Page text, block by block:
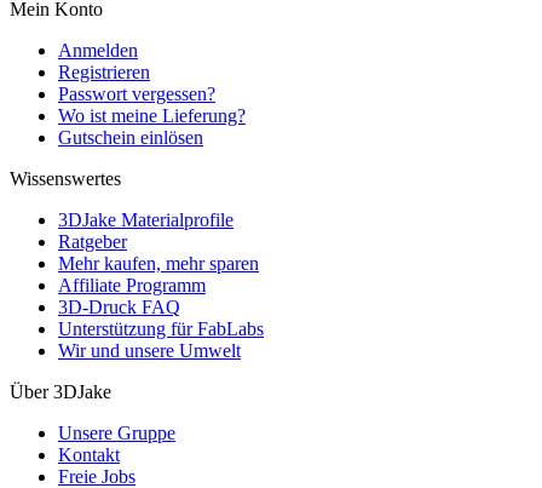
Mein Konto
Anmelden
Registrieren
Passwort vergessen?
Wo ist meine Lieferung?
Gutschein einlösen
Wissenswertes
3DJake Materialprofile
Ratgeber
Mehr kaufen, mehr sparen
Affiliate Programm
3D-Druck FAQ
Unterstützung für FabLabs
Wir und unsere Umwelt
Über 3DJake
Unsere Gruppe
Kontakt
Freie Jobs